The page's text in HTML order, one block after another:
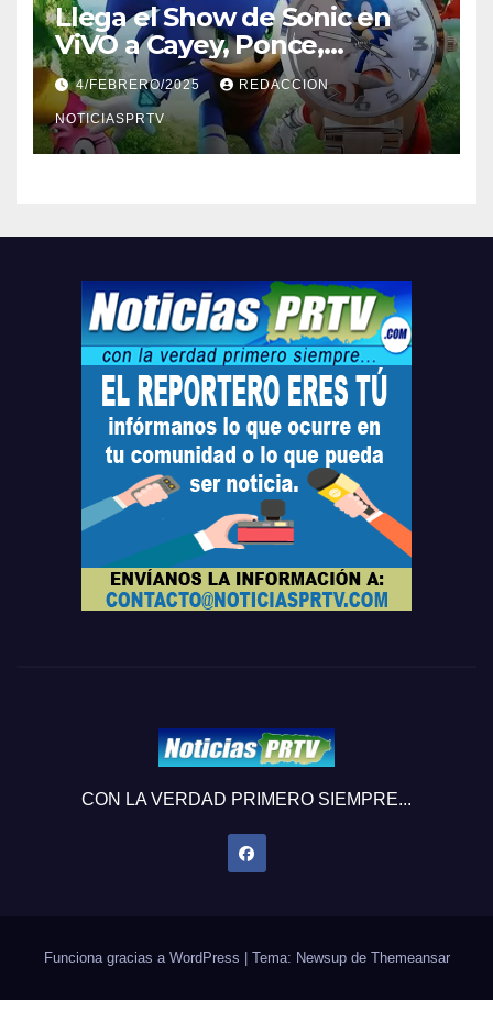
Llega el Show de Sonic en
ViVO a Cayey, Ponce,
Barceloneta y Humacao,
Relojes gratis para el que
compre ahora….
4/FEBRERO/2025 REDACCION
NOTICIASPRTV
CON LA VERDAD PRIMERO SIEMPRE...
Funciona gracias a WordPress Tema: Newsup de Themeansar